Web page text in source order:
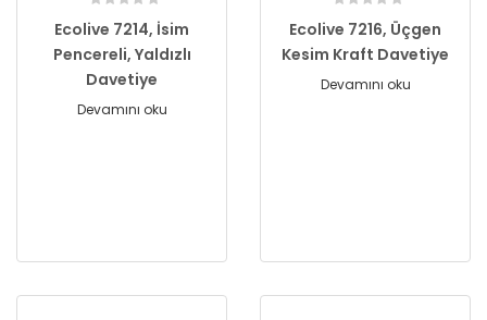
Ecolive 7214, İsim
Pencereli, Yaldızlı
Davetiye
Devamını oku
Ecolive 7216, Üçgen
Kesim Kraft Davetiye
Devamını oku